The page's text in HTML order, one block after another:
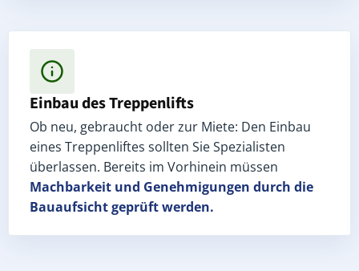
Einbau des Treppenlifts
Ob neu, gebraucht oder zur Miete: Den Einbau
eines Treppenliftes sollten Sie Spezialisten
überlassen. Bereits im Vorhinein müssen
Machbarkeit und Genehmigungen durch die
Bauaufsicht geprüft werden.